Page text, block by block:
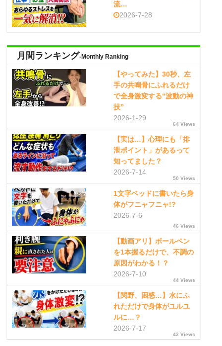
流…
2026-7-28
月間ランキング-Monthly Ranking
【やってみた】30秒、左
手の共鳴骨にふれるだけ
で全身激変する“波動の神
技”
2026-1-29
64 Views
【実は…】心理にも「排
泄ポイント」があるって
知ってました？
2026-7-14
50 Views
1文字ベッドに書いたら身
体がフニャフニャ!?
2026-7-6
46 Views
【動画アリ】ボールペン
を1本握るだけで、不調の
原因がわかる！？
2026-7-10
44 Views
【関野、困惑…】水にふ
れただけで身体がユルユ
ルに…？
2026-7-17
42 Views